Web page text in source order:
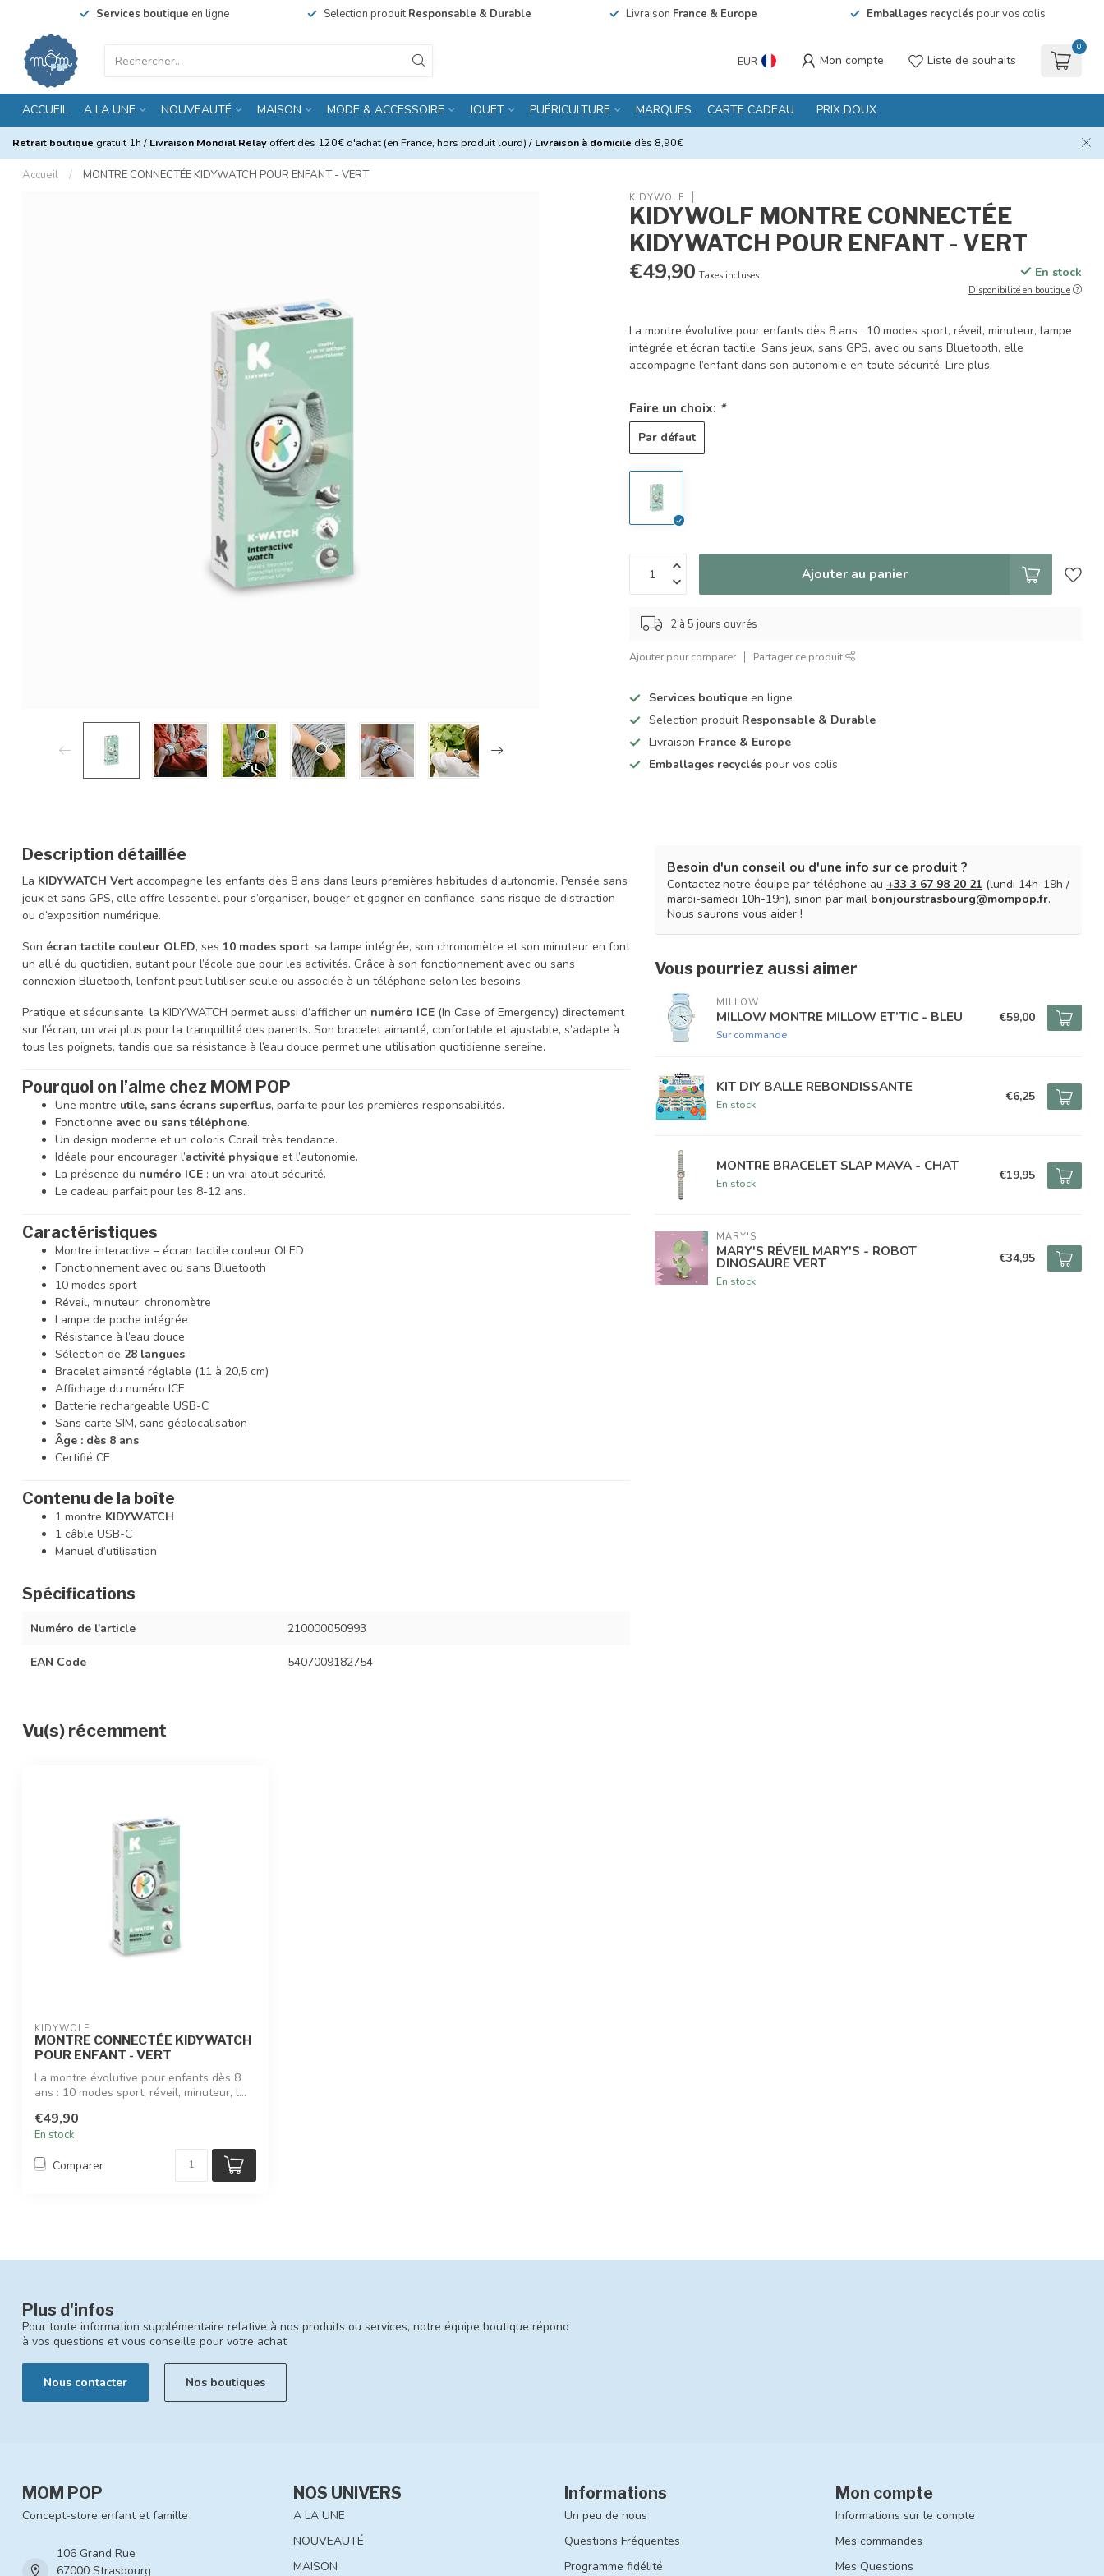
Services boutique en ligne Selection produitResponsable & Durable Livraison France & Europe Emballages recyclés pour vos colis
EUR Mon compte Liste de souhaits
0
ACCUEIL A LA UNE NOUVEAUTÉ MAISON MODE & ACCESSOIRE JOUET PUÉRICULTURE MARQUES CARTE CADEAU PRIX DOUX
Retrait boutique gratuit 1h / Livraison Mondial Relay offert dès 120€ d'achat (en France, hors produit lourd) / Livraison à domicile dès 8,90€
Accueil / MONTRE CONNECTÉE KIDYWATCH POUR ENFANT - VERT
KIDYWOLF
KIDYWOLF MONTRE CONNECTÉE
KIDYWATCH POUR ENFANT - VERT
€49,90 Taxes incluses En stock
Disponibilité en boutique
La montre évolutive pour enfants dès 8 ans : 10 modes sport, réveil, minuteur, lampe
intégrée et écran tactile. Sans jeux, sans GPS, avec ou sans Bluetooth, elle
accompagne l’enfant dans son autonomie en toute sécurité.Lire plus.
Faire un choix: *
Par défaut
Ajouter au panier
2 à 5 jours ouvrés
Ajouter pour comparer Partager ce produit
Services boutique en ligne
Selection produit Responsable & Durable
Livraison France & Europe
Emballages recyclés pour vos colis
Description détaillée
La KIDYWATCH Vert accompagne les enfants dès 8 ans dans leurs premières habitudes d’autonomie. Pensée sans
jeux et sans GPS, elle offre l’essentiel pour s’organiser, bouger et gagner en confiance, sans risque de distraction
ou d’exposition numérique.
Son écran tactile couleur OLED, ses 10 modes sport, sa lampe intégrée, son chronomètre et son minuteur en font
un allié du quotidien, autant pour l’école que pour les activités. Grâce à son fonctionnement avec ou sans
connexion Bluetooth, l’enfant peut l’utiliser seule ou associée à un téléphone selon les besoins.
Pratique et sécurisante, la KIDYWATCH permet aussi d’afficher un numéro ICE (In Case of Emergency) directement
sur l’écran, un vrai plus pour la tranquillité des parents. Son bracelet aimanté, confortable et ajustable, s’adapte à
tous les poignets, tandis que sa résistance à l’eau douce permet une utilisation quotidienne sereine.
Pourquoi on l’aime chez MOM POP
Une montre utile, sans écrans superflus, parfaite pour les premières responsabilités.
Fonctionne avec ou sans téléphone.
Un design moderne et un coloris Corail très tendance.
Idéale pour encourager l’activité physique et l’autonomie.
La présence du numéro ICE : un vrai atout sécurité.
Le cadeau parfait pour les 8-12 ans.
Caractéristiques
Montre interactive – écran tactile couleur OLED
Fonctionnement avec ou sans Bluetooth
10 modes sport
Réveil, minuteur, chronomètre
Lampe de poche intégrée
Résistance à l’eau douce
Sélection de 28 langues
Bracelet aimanté réglable (11 à 20,5 cm)
Affichage du numéro ICE
Batterie rechargeable USB-C
Sans carte SIM, sans géolocalisation
Âge : dès 8 ans
Certifié CE
Contenu de la boîte
1 montre KIDYWATCH
1 câble USB-C
Manuel d’utilisation
Spécifications
Numéro de l'article 210000050993
EAN Code 5407009182754
Besoin d'un conseil ou d'une info sur ce produit ?
Contactez notre équipe par téléphone au +33 3 67 98 20 21 (lundi 14h-19h /
mardi-samedi 10h-19h), sinon par mail bonjourstrasbourg@mompop.fr.
Nous saurons vous aider !
Vous pourriez aussi aimer
MILLOW
MILLOW MONTRE MILLOW ET’TIC - BLEU
Sur commande
€59,00
KIT DIY BALLE REBONDISSANTE
En stock
€6,25
MONTRE BRACELET SLAP MAVA - CHAT
En stock
€19,95
MARY'S
MARY'S RÉVEIL MARY'S - ROBOT
DINOSAURE VERT
En stock
€34,95
Vu(s) récemment
KIDYWOLF
MONTRE CONNECTÉE KIDYWATCH
POUR ENFANT - VERT
La montre évolutive pour enfants dès 8
ans : 10 modes sport, réveil, minuteur, l...
€49,90
En stock
Comparer
Plus d'infos
Pour toute information supplémentaire relative à nos produits ou services, notre équipe boutique répond
à vos questions et vous conseille pour votre achat
Nous contacter Nos boutiques
MOM POP
Concept-store enfant et famille
106 Grand Rue
67000 Strasbourg
NOS UNIVERS
A LA UNE
NOUVEAUTÉ
MAISON
Informations
Un peu de nous
Questions Fréquentes
Programme fidélité
Mon compte
Informations sur le compte
Mes commandes
Mes Questions